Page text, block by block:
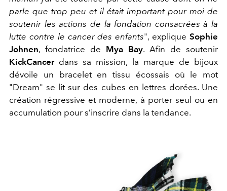
parle que trop peu et il était important pour moi de
soutenir les actions de la fondation consacrées à la
lutte contre le cancer des enfants", expliqueSophie
Johnen, fondatrice de Mya Bay. Afin de soutenir
KickCancerdans sa mission, la marque de bijoux
dévoile un bracelet en tissu écossais où le mot
"Dream" se lit sur des cubes en lettres dorées. Une
création régressive et moderne, à porter seul ou en
accumulation pour s’inscrire dans la tendance.